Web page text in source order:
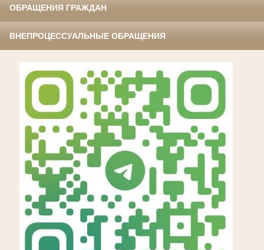
ОБРАЩЕНИЯ ГРАЖДАН
ВНЕПРОЦЕССУАЛЬНЫЕ ОБРАЩЕНИЯ